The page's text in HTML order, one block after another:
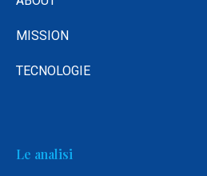
MISSION
TECNOLOGIE
Le analisi